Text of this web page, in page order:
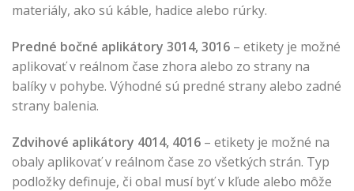
materiály, ako sú káble, hadice alebo rúrky.
Predné bočné aplikátory 3014, 3016 – etikety je možné
aplikovať v reálnom čase zhora alebo zo strany na
balíky v pohybe. Výhodné sú predné strany alebo zadné
strany balenia.
Zdvihové aplikátory 4014, 4016 – etikety je možné na
obaly aplikovať v reálnom čase zo všetkých strán. Typ
podložky definuje, či obal musí byť v kľude alebo môže